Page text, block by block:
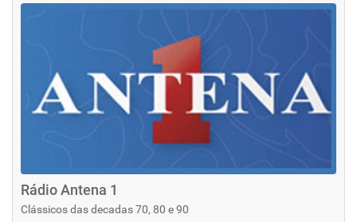
Rádio Antena 1
Clássicos das decadas 70, 80 e 90